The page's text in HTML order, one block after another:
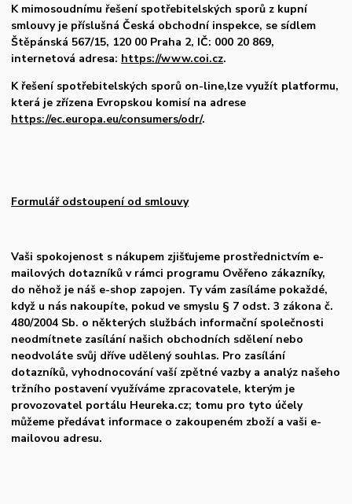
K mimosoudnímu řešení spotřebitelských sporů z kupní
smlouvy je příslušná Česká obchodní inspekce, se sídlem
Štěpánská 567/15, 120 00 Praha 2, IČ: 000 20 869,
internetová adresa: https://www.coi.cz.
K řešení spotřebitelských sporů on-line,lze využít platformu,
která je zřízena Evropskou komisí na adrese
https://ec.europa.eu/consumers/odr/.
Formulář odstoupení od smlouvy
Vaši spokojenost s nákupem zjišťujeme prostřednictvím e-
mailových dotazníků v rámci programu Ověřeno zákazníky,
do něhož je náš e-shop zapojen. Ty vám zasíláme pokaždé,
když u nás nakoupíte, pokud ve smyslu § 7 odst. 3 zákona č.
480/2004 Sb. o některých službách informační společnosti
neodmítnete zasílání našich obchodních sdělení nebo
neodvoláte svůj dříve udělený souhlas. Pro zasílání
dotazníků, vyhodnocování vaší zpětné vazby a analýz našeho
tržního postavení využíváme zpracovatele, kterým je
provozovatel portálu Heureka.cz; tomu pro tyto účely
můžeme předávat informace o zakoupeném zboží a vaši e-
mailovou adresu.